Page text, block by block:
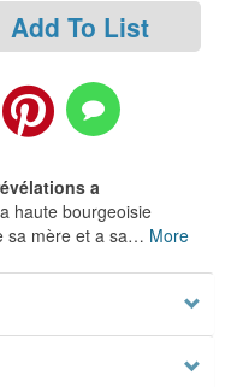
Add To List
a
haute bourgeoisie
sa mère et a sa… More